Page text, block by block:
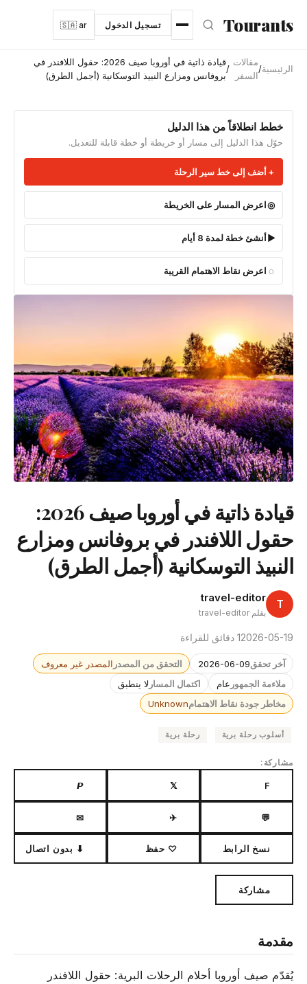
انتقل إلى المحتوى الرئيسي
Tourants تسجيل الدخول 🇸🇦 ar
الرئيسية/
مقالات
السفر
/
قيادة ذاتية في أوروبا صيف 2026: حقول اللافندر في
بروفانس ومزارع النبيذ التوسكانية (أجمل الطرق)
خطط انطلاقاً من هذا الدليل
حوّل هذا الدليل إلى مسار أو خريطة أو خطة قابلة للتعديل.
أضف إلى خط سير الرحلة
اعرض المسار على الخريطة
أنشئ خطة لمدة 8 أيام
اعرض نقاط الاهتمام القريبة
قيادة ذاتية في أوروبا صيف 2026:
حقول اللافندر في بروفانس ومزارع
النبيذ التوسكانية (أجمل الطرق)
T
travel-editor
بقلم travel-editor
2026-05-191 دقائق للقراءة
آخر تحقق2026-06-09 التحقق من المصدر المصدر غير معروف
ملاءمة الجمهور عام اكتمال المسار لا ينطبق
مخاطر جودة نقاط الاهتمامUnknown
أسلوب رحلة برية رحلة برية
مشاركة:
F
𝕏
𝙋
💬
✈
✉
نسخ الرابط ♡ حفظ ⬇ بدون اتصال
مشاركة
مقدمة
يُقدّم صيف أوروبا أحلام الرحلات البرية: حقول اللافندر